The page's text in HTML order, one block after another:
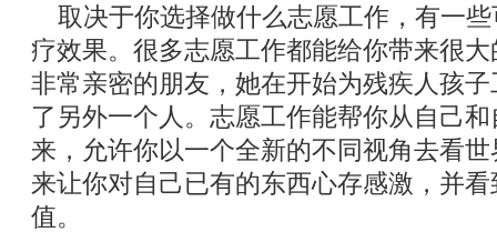
取决于你选择做什么志愿工作，有一些
疗效果。很多志愿工作都能给你带来很
非常亲密的朋友，她在开始为残疾人孩
了另外一个人。志愿工作能帮你从自己
来，允许你以一个全新的不同视角去看
来让你对自己已有的东西心存感激，并
值。